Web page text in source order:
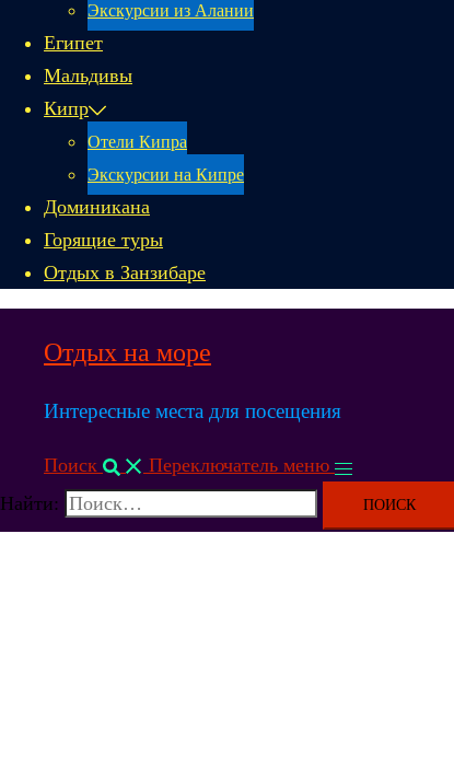
Экскурсии из Алании
Египет
Мальдивы
Кипр
Отели Кипра
Экскурсии на Кипре
Доминикана
Горящие туры
Отдых в Занзибаре
Отдых на море
Интересные места для посещения
Поиск
Переключатель меню
Найти: